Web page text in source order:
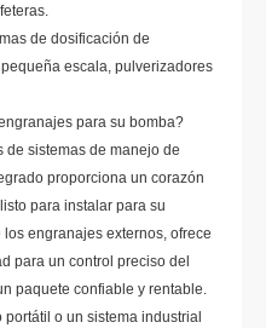
de dosificación de
escala, pulverizadores
para su bomba?
de sistemas de manejo de
proporciona un corazón
para instalar para su
engranajes externos, ofrece
para un control preciso del
paquete confiable y rentable.
o un sistema industrial